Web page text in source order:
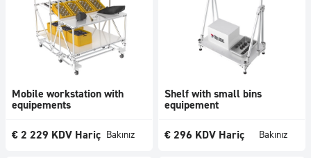
Mobile workstation with
equipements
€ 2 229 KDV Hariç Bakınız
Shelf with small bins
equipement
€ 296 KDV Hariç Bakınız